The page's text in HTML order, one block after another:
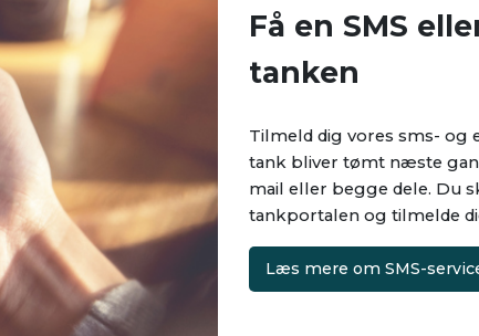
Få en SMS
tanken
Tilmeld dig vores sms- og
tank bliver tømt næste
mail eller begge dele. Du
tankportalen og tilmelde
Læs mere om SMS-